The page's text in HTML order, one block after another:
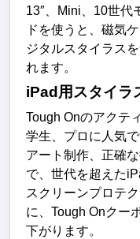
13″、Mini、10世代
ドを使うと、磁気
ジタルスタイラス
れます。
iPad用スタイラ
Tough Onのアクテ
学生、プロに人気
アート制作、正確
で、世代を超えた
スクリーンプロテ
に、Tough Onクー
下がります。